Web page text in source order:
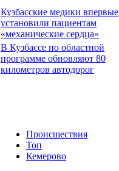
Кузбасские медики впервые
установили пациентам
«механические сердца»
В Кузбассе по областной
программе обновляют 80
километров автодорог
Происшествия
Топ
Кемерово